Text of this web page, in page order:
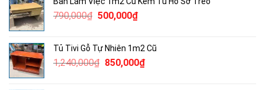
1,890,000₫.là:
790,000₫ Giá
790,000₫.
500,000₫Giá
là:
500,000₫.
Tủ Tivi Gỗ Tự Nhiên 1m2 Cũ
1,240,000₫ Giá
850,000₫Giá